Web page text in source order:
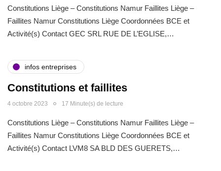
Constitutions Liège – Constitutions Namur Faillites Liège –
Faillites Namur Constitutions Liège Coordonnées BCE et
Activité(s) Contact GEC SRL RUE DE L’EGLISE,…
infos entreprises
Constitutions et faillites
4 octobre 2023 17 Minute(s) de lecture
Constitutions Liège – Constitutions Namur Faillites Liège –
Faillites Namur Constitutions Liège Coordonnées BCE et
Activité(s) Contact LVM8 SA BLD DES GUERETS,…